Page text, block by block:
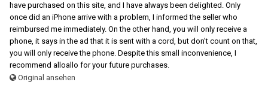
have purchased on this site, and I have always been delighted. Only
once did an iPhone arrive with a problem, I informed the seller who
reimbursed me immediately. On the other hand, you will only receive a
phone, it says in the ad that it is sent with a cord, but don't count on that,
you will only receive the phone. Despite this small inconvenience, I
recommend alloallo for your future purchases.
Original ansehen